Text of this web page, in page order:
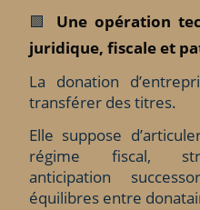
🟩 Une opération
juridique, fiscale et
La donation
transférer des titres.
Elle suppose
régime fiscal,
anticipation
équilibres entre